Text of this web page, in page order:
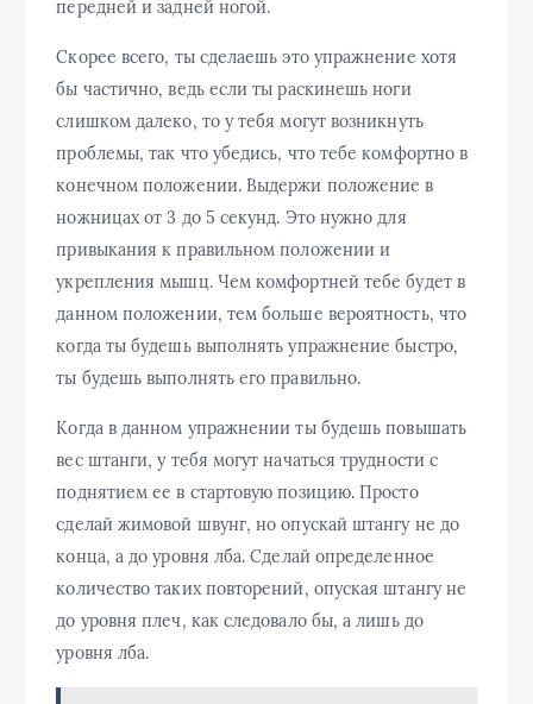
передней и задней ногой.
Скорее всего, ты сделаешь это упражнение хотя
бы частично, ведь если ты раскинешь ноги
слишком далеко, то у тебя могут возникнуть
проблемы, так что убедись, что тебе комфортно в
конечном положении. Выдержи положение в
ножницах от 3 до 5 секунд. Это нужно для
привыкания к правильном положении и
укрепления мышц. Чем комфортней тебе будет в
данном положении, тем больше вероятность, что
когда ты будешь выполнять упражнение быстро,
ты будешь выполнять его правильно.
Когда в данном упражнении ты будешь повышать
вес штанги, у тебя могут начаться трудности с
поднятием ее в стартовую позицию. Просто
сделай жимовой швунг, но опускай штангу не до
конца, а до уровня лба. Сделай определенное
количество таких повторений, опуская штангу не
до уровня плеч, как следовало бы, а лишь до
уровня лба.